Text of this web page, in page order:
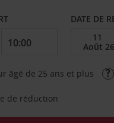
DATE DE
âgé de 25 ans et plus
de réduction